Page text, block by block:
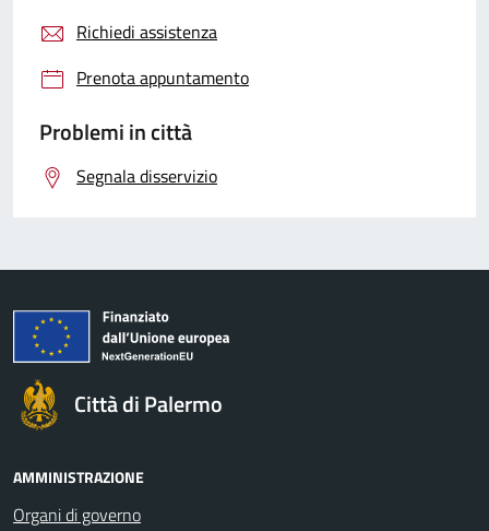
Richiedi assistenza
Prenota appuntamento
Problemi in città
Segnala disservizio
Città di Palermo
AMMINISTRAZIONE
Organi di governo